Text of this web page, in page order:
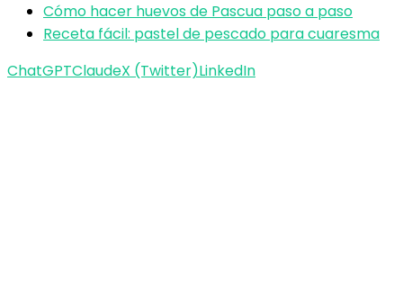
Cómo hacer huevos de Pascua paso a paso
Receta fácil: pastel de pescado para cuaresma
ChatGPTClaudeX (Twitter)LinkedIn